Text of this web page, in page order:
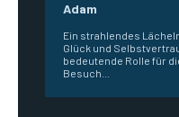
Adam
Ein strahlendes
Glück und
bedeutende Rolle für
Besuch...